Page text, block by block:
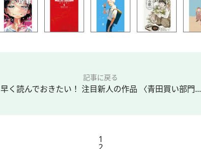
記事に戻る
早く読んでおきたい！ 注目新人の作品 〈青田買い部門...
1